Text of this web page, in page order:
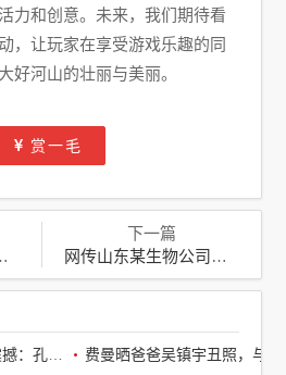
力和创意。未来，我们期待看
，让玩家在享受游戏乐趣的同
好河山的壮丽与美丽。
赏一毛
下一篇
网传山东某生物公司涉代孕丑闻，青岛卫健委迅速介入调查